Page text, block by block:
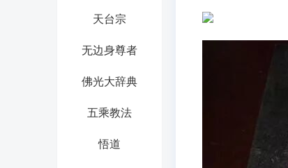
天台宗
无边身尊者
佛光大辞典
五乘教法
悟道